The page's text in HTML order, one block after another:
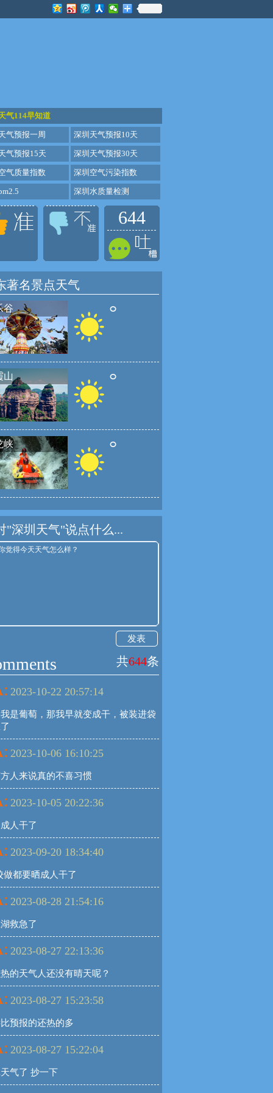
气114早知道
气预报一周 深圳天气预报10天
气预报15天 深圳天气预报30天
气质量指数 深圳空气污染指数
深圳水质量检测
644
著名景点天气
谷 °
山 °
峡 °
"深圳天气"说点什么...
发表
共644条
2023-10-22 20:57:14
是葡萄，那我早就变成干，被装进袋
2023-10-06 16:10:25
人来说真的不喜习惯
2023-10-05 20:22:36
人干了
2023-09-20 18:34:40
做都要晒成人干了
2023-08-28 21:54:16
救急了
2023-08-27 22:13:36
的天气人还没有晴天呢？
2023-08-27 15:23:58
预报的还热的多
2023-08-27 15:22:04
气了 抄一下